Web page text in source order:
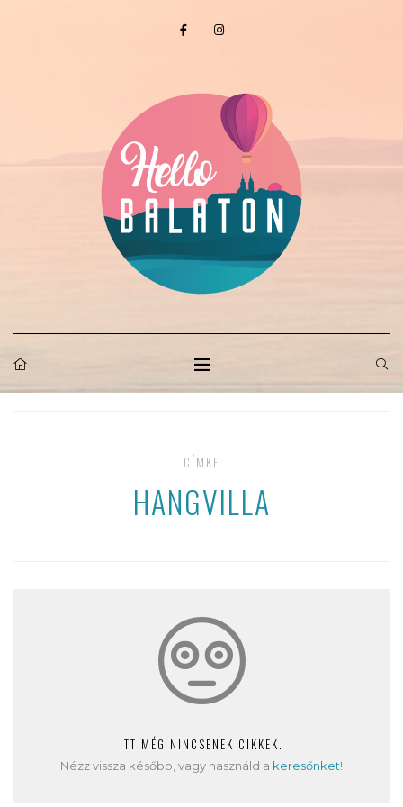
CÍMKE
HANGVILLA
ITT MÉG NINCSENEK CIKKEK.
Nézz vissza később, vagy használd a keresőnket!